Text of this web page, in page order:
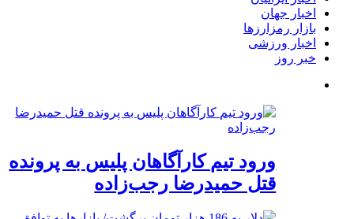
اخبار جهان
بازار رمزارزها
اخبار ورزشی
خبر روز
ورود تیم کارآگاهان پلیس به پرونده
قتل حمیدرضا رجب‌زاده